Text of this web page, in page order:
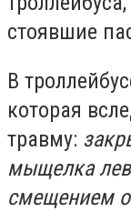
стоявшие
В
которая
травму:
мыщелка
смещением